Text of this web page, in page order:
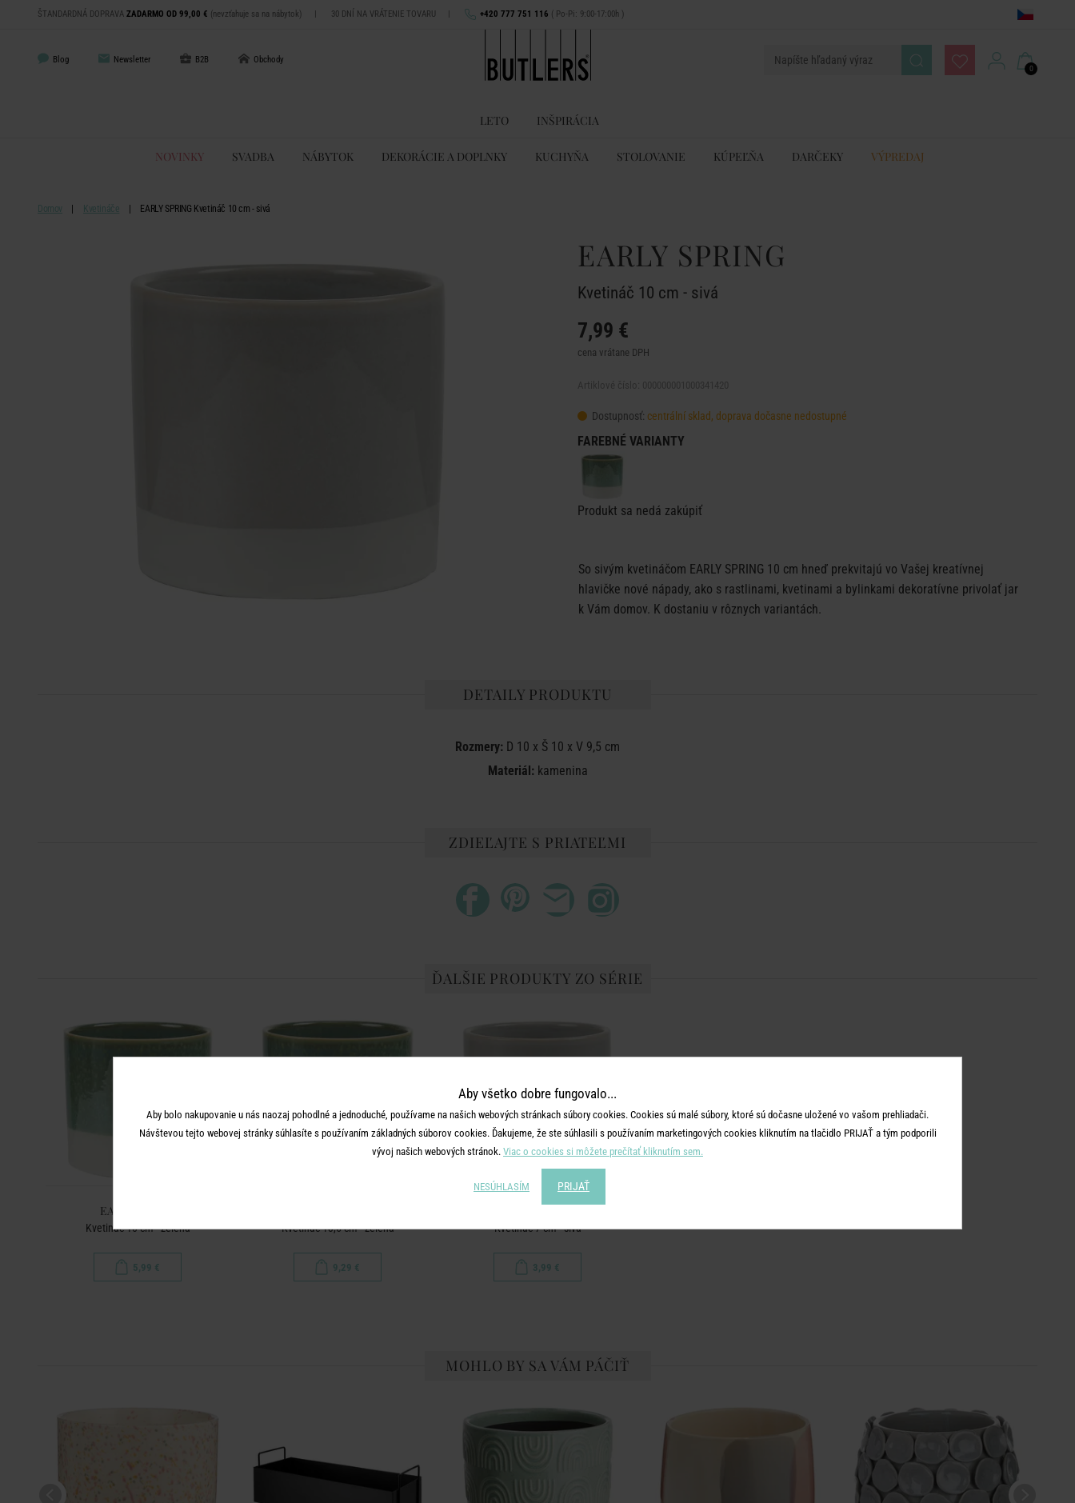
ŠTANDARDNÁ DOPRAVA ZADARMO OD 99,00 € (nevzťahuje sa na nábytok) | 30 DNÍ NA VRÁTENIE TOVARU | +420 777 751 116 ( Po-Pi: 9:00-17:00h )
Blog Newsletter B2B Obchody
0
LETO INŠPIRÁCIA
NOVINKY SVADBA NÁBYTOK DEKORÁCIE A DOPLNKY KUCHYŇA STOLOVANIE KÚPEĽŇA DARČEKY VÝPREDAJ
Domov Kvetináče EARLY SPRING Kvetináč 10 cm - sivá
EARLY SPRING
Kvetináč 10 cm - sivá
7,99 €
cena vrátane DPH
Dostupnosť: centrální sklad, doprava dočasne nedostupné
FAREBNÉ VARIANTY
Produkt sa nedá zakúpiť
So sivým kvetináčom EARLY SPRING 10 cm hneď prekvitajú vo Vašej kreatívnej
hlavičke nové nápady, ako s rastlinami, kvetinami a bylinkami dekoratívne privolať jar
k Vám domov. K dostaniu v rôznych variantách.
DETAILY PRODUKTU
Rozmery: D 10 x Š 10 x V 9,5 cm
Materiál:kamenina
ZDIEĽAJTE S PRIATEĽMI
ĎALŠIE PRODUKTY ZO SÉRIE
EARLY SPRING
Kvetináč 10 cm - zelená
5,99 €
Kvetináč 13,5 cm - zelená
9,29 €
Kvetináč 7 cm - sivá
3,99 €
MOHLO BY SA VÁM PÁČIŤ
Aby všetko dobre fungovalo...
Aby bolo nakupovanie u nás naozaj pohodlné a jednoduché, používame na našich webových stránkach súbory cookies. Cookies sú malé súbory, ktoré sú dočasne uložené vo vašom prehliadači.
Návštevou tejto webovej stránky súhlasíte s používaním základných súborov cookies. Ďakujeme, že ste súhlasili s používaním marketingových cookies kliknutím na tlačidlo PRIJAŤ a tým podporili
vývoj našich webových stránok. Viac o cookies si môžete prečítať kliknutím sem.
NESÚHLASÍM PRIJAŤ